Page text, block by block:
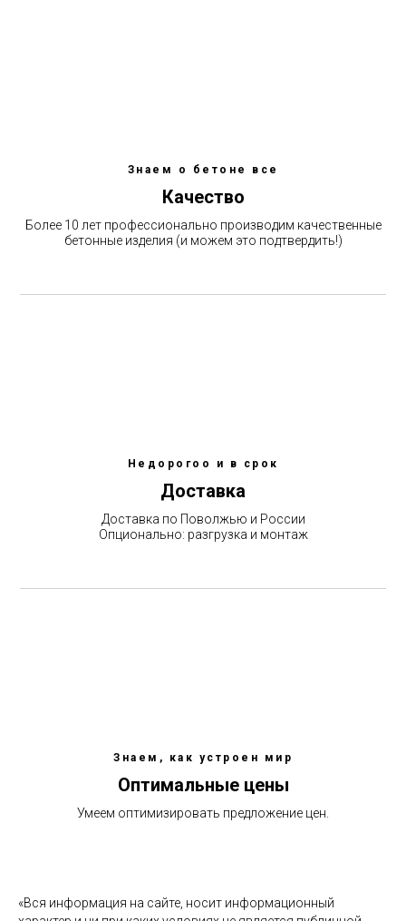
Знаем о бетоне все
Качество
Более 10 лет профессионально производим качественные
бетонные изделия (и можем это подтвердить!)
Недорогоо и в срок
Доставка
Доставка по Поволжью и России
Опционально: разгрузка и монтаж
Знаем, как устроен мир
Оптимальные цены
Умеем оптимизировать предложение цен.
«Вся информация на сайте, носит информационный